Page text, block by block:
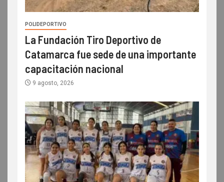
POLIDEPORTIVO
La Fundación Tiro Deportivo de
Catamarca fue sede de una importante
capacitación nacional
9 agosto, 2026